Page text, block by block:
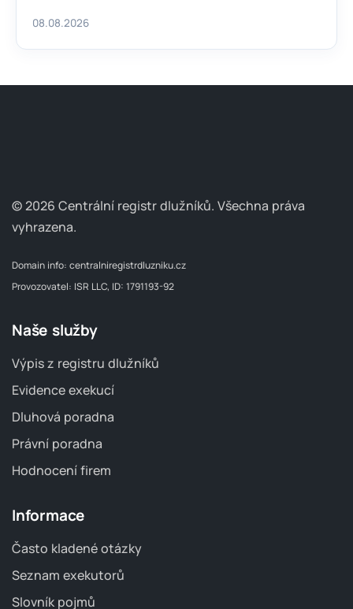
08.08.2026
© 2026 Centrální registr dlužníků. Všechna práva
vyhrazena.
Domain info: centralniregistrdluzniku.cz
Provozovatel: ISR LLC, ID: 1791193-92
Naše služby
Výpis z registru dlužníků
Evidence exekucí
Dluhová poradna
Právní poradna
Hodnocení firem
Informace
Často kladené otázky
Seznam exekutorů
Slovník pojmů